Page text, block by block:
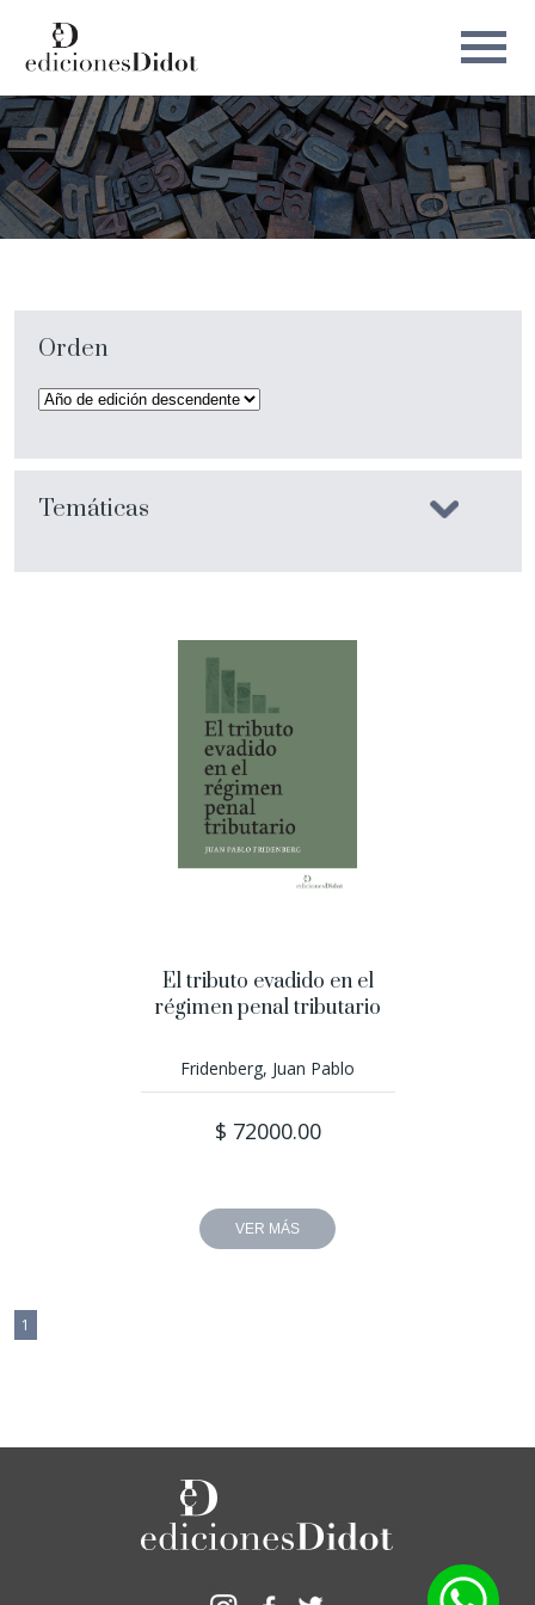
El tributo evadido en el
régimen penal tributario
Fridenberg, Juan Pablo
$ 72000.00
VER MÁS
1
Orden
Temáticas